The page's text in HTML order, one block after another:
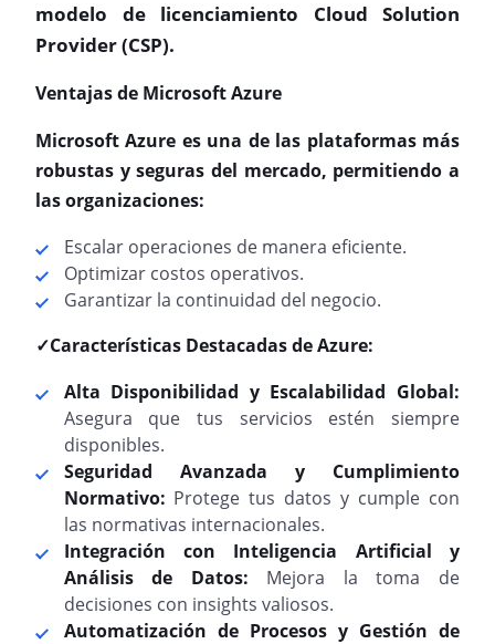
modelo de licenciamiento Cloud Solution
Provider (CSP).
Ventajas de Microsoft Azure
Microsoft Azure es una de las plataformas más
robustas y seguras del mercado, permitiendo a
las organizaciones:
Escalar operaciones de manera eficiente.
Optimizar costos operativos.
Garantizar la continuidad del negocio.
✓Características Destacadas de Azure:
Alta Disponibilidad y Escalabilidad Global:
Asegura que tus servicios estén siempre
disponibles.
Seguridad Avanzada y Cumplimiento
Normativo: Protege tus datos y cumple con
las normativas internacionales.
Integración con Inteligencia Artificial y
Análisis de Datos: Mejora la toma de
decisiones con insights valiosos.
Automatización de Procesos y Gestión de